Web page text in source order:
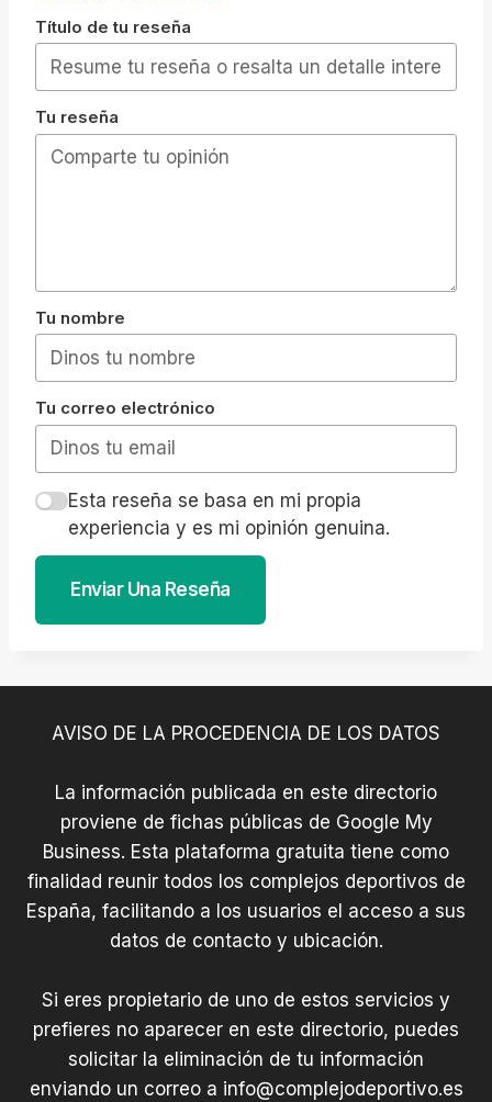
Título de tu reseña
Tu reseña
Tu nombre
Tu correo electrónico
Esta reseña se basa en mi propia
experiencia y es mi opinión genuina.
Enviar Una Reseña
AVISO DE LA PROCEDENCIA DE LOS DATOS
La información publicada en este directorio
proviene de fichas públicas de Google My
Business. Esta plataforma gratuita tiene como
finalidad reunir todos los complejos deportivos de
España, facilitando a los usuarios el acceso a sus
datos de contacto y ubicación.
Si eres propietario de uno de estos servicios y
prefieres no aparecer en este directorio, puedes
solicitar la eliminación de tu información
enviando un correo a info@complejodeportivo.es